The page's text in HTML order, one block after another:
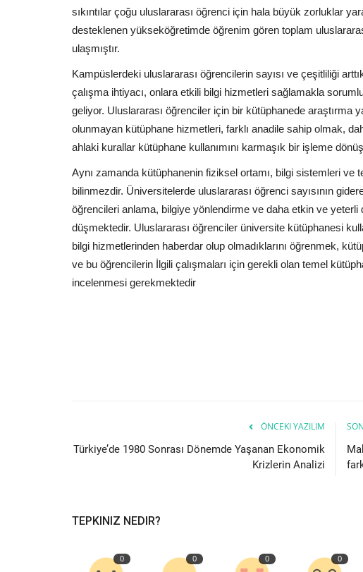
sıkıntılar çoğu uluslararası öğrenci için hala büyük zorluklar
desteklenen yükseköğretimde öğrenim gören toplam
ulaşmıştır.
Kampüslerdeki uluslararası öğrencilerin sayısı ve çeşitliliği
çalışma ihtiyacı, onlara etkili bilgi hizmetleri sağlamakla
geliyor. Uluslararası öğrenciler için bir kütüphanede araştırma
olunmayan kütüphane hizmetleri, farklı anadile sahip olmak,
ahlaki kurallar kütüphane kullanımını karmaşık bir işleme
Aynı zamanda kütüphanenin fiziksel ortamı, bilgi sistemleri ve
bilinmezdir. Üniversitelerde uluslararası öğrenci sayısının
öğrencileri anlama, bilgiye yönlendirme ve daha etkin ve
düşmektedir. Uluslararası öğrenciler üniversite kütüphanesi
bilgi hizmetlerinden haberdar olup olmadıklarını öğrenmek,
ve bu öğrencilerin İlgili çalışmaları için gerekli olan temel
incelenmesi gerekmektedir
ÖNCEKI YAZILIM
Türkiye’de 1980 Sonrası Dönemde Yaşanan Ekonomik
Krizlerin Analizi
TEPKINIZ NEDIR?
0 0 0 0